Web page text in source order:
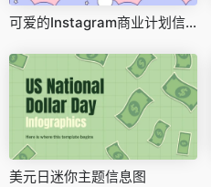
可爱的Instagram商业计划信息图
美元日迷你主题信息图